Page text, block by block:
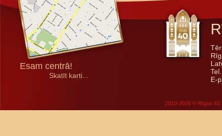
Esam centrā!
Skatīt karti...
E-
2010-2026 © Rīgas